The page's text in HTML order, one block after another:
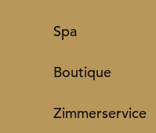
Spa
Boutique
Zimmer­service